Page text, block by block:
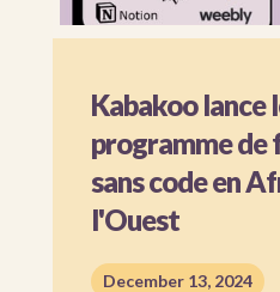
Kabakoo lance
programme
sans code en
l'Ouest
December 13, 2024